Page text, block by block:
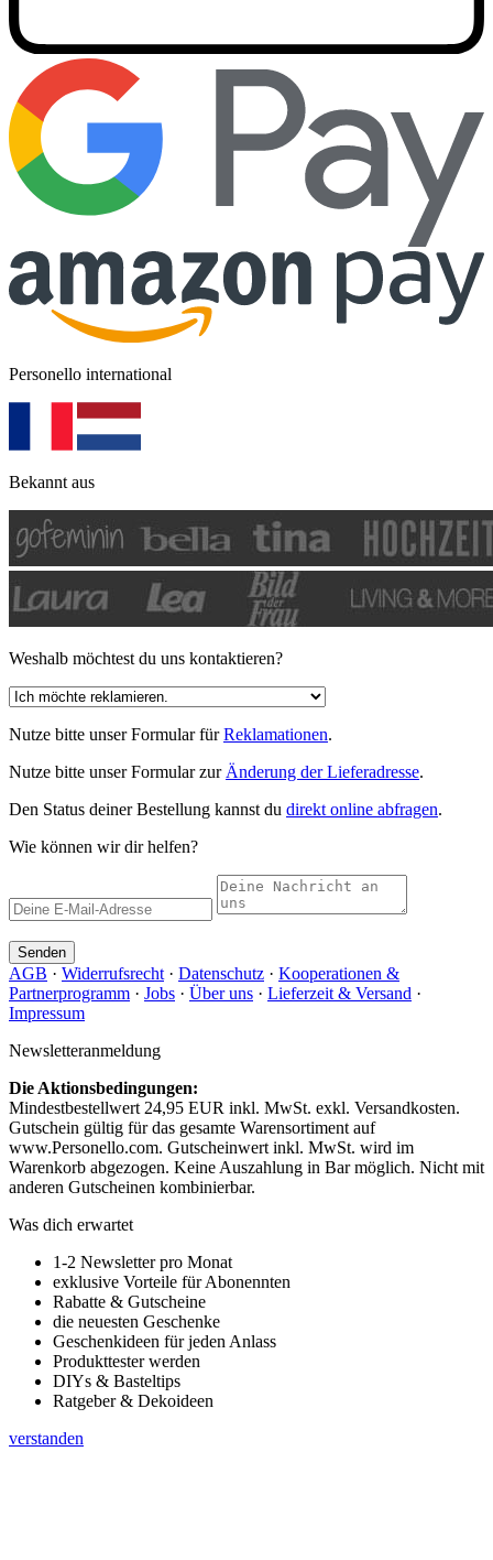
Personello international
Bekannt aus
Weshalb möchtest du uns kontaktieren?
Nutze bitte unser Formular fürReklamationen.
Nutze bitte unser Formular zur Änderung der Lieferadresse.
Den Status deiner Bestellung kannst du direkt online abfragen.
Wie können wir dir helfen?
Senden
AGB · Widerrufsrecht · Datenschutz · Kooperationen &
Partnerprogramm · Jobs · Über uns · Lieferzeit & Versand ·
Impressum
Newsletteranmeldung
Die Aktionsbedingungen:
Mindestbestellwert 24,95 EUR inkl. MwSt. exkl. Versandkosten.
Gutschein gültig für das gesamte Warensortiment auf
www.Personello.com. Gutscheinwert inkl. MwSt. wird im
Warenkorb abgezogen. Keine Auszahlung in Bar möglich. Nicht mit
anderen Gutscheinen kombinierbar.
Was dich erwartet
1-2 Newsletter pro Monat
exklusive Vorteile für Abonennten
Rabatte & Gutscheine
die neuesten Geschenke
Geschenkideen für jeden Anlass
Produkttester werden
DIYs & Basteltips
Ratgeber & Dekoideen
verstanden